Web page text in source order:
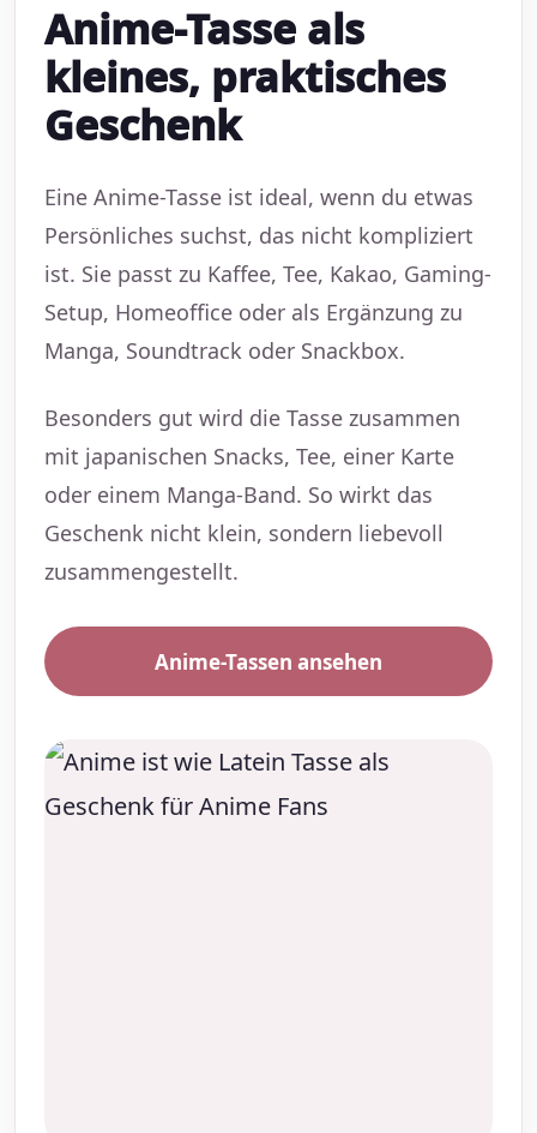
Anime-Tasse als
kleines, praktisches
Geschenk
Eine Anime-Tasse ist ideal, wenn du etwas
Persönliches suchst, das nicht kompliziert
ist. Sie passt zu Kaffee, Tee, Kakao, Gaming-
Setup, Homeoffice oder als Ergänzung zu
Manga, Soundtrack oder Snackbox.
Besonders gut wird die Tasse zusammen
mit japanischen Snacks, Tee, einer Karte
oder einem Manga-Band. So wirkt das
Geschenk nicht klein, sondern liebevoll
zusammengestellt.
Anime-Tassen ansehen